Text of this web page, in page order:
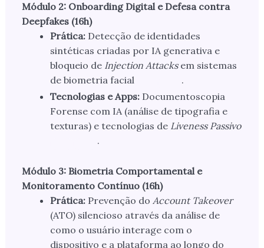
Módulo 2: Onboarding Digital e Defesa contra
Deepfakes (16h)
Prática:Detecção de identidades
sintéticas criadas por IA generativa e
bloqueio de Injection Attacksem sistemas
de biometria facial
.
Tecnologias e Apps:Documentoscopia
Forense com IA (análise de tipografia e
texturas) e tecnologias de Liveness Passivo
.
Módulo 3: Biometria Comportamental e
Monitoramento Contínuo (16h)
Prática:Prevenção do Account Takeover
(ATO) silencioso através da análise de
como o usuário interage com o
dispositivo e a plataforma ao longo do